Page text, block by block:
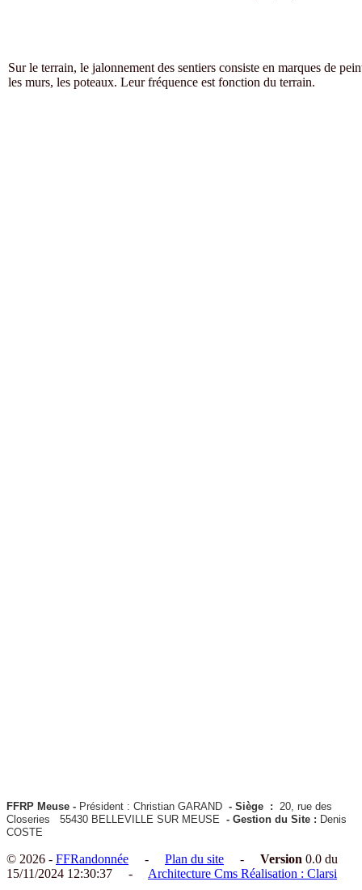
Sur le terrain, le jalonnement des sentiers consiste en marques de
les murs, les poteaux. Leur fréquence est fonction du terrain.
FFRP Meuse - Président : Christian GARAND - Siège : 20, rue des
Closeries 55430 BELLEVILLE SUR MEUSE - Gestion du Site : Denis
COSTE
© 2026 - FFRandonnée - Plan du site - Version 0.0 du
15/11/2024 12:30:37 - Architecture Cms Réalisation : Clarsi